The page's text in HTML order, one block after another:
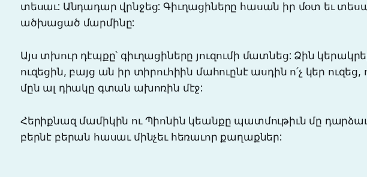
տեսաւ: Անդադար վրնջեց: Գիւղացիները հասան իր մօտ եւ
ածխացած մարմինը:
Այս տխուր դէպքը՝ գիւղացիները յուզումի մատնեց: Ձին
ուզեցին, բայց ան իր տիրուհիին մահուընէ ասդին ո՛չ կեր ուզեց,
մըն ալ դիակը գտան ախոռին մէջ:
Հերիքնազ մամիկին ու Պիոնին կեանքը պատմութիւն մը դարձաւ
բերնէ բերան հասաւ մինչեւ հեռաւոր քաղաքներ: